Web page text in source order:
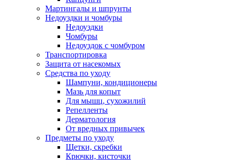
Мартингалы и шпрунты
Недоуздки и чомбуры
Недоуздки
Чомбуры
Недоуздок с чомбуром
Транспортировка
Защита от насекомых
Средства по уходу
Шампуни, кондиционеры
Мазь для копыт
Для мышц, сухожилий
Репелленты
Дерматология
От вредных привычек
Предметы по уходу
Щетки, скребки
Крючки, кисточки